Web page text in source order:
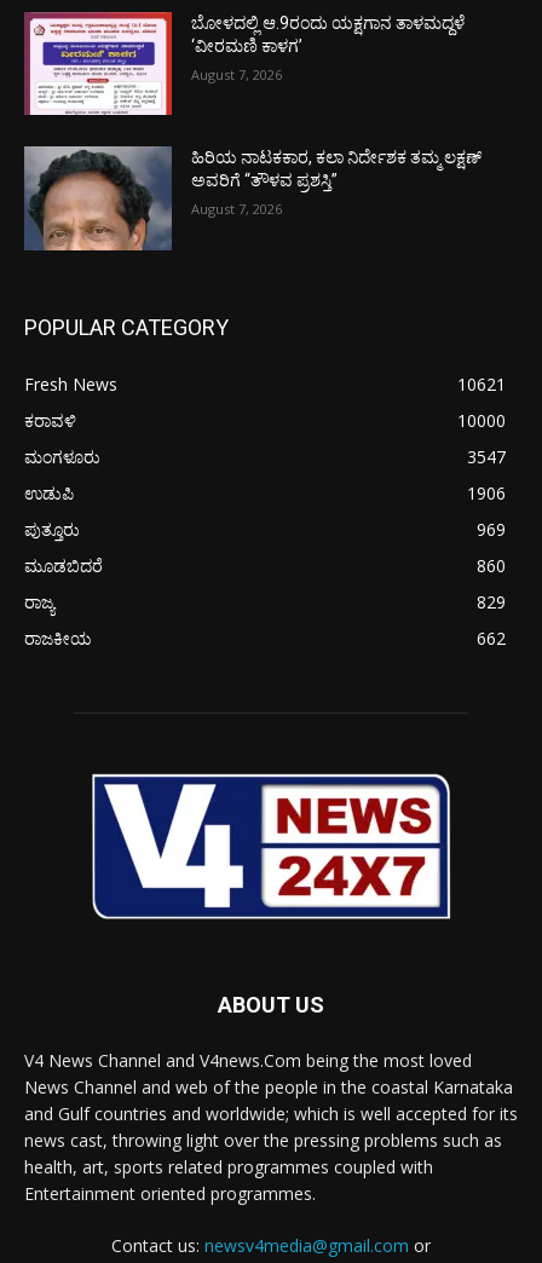
ಬೋಳದಲ್ಲಿ ಆ.9ರಂದು ಯಕ್ಷಗಾನ ತಾಳಮದ್ದಳೆ
‘ವೀರಮಣಿ ಕಾಳಗ’
August 7, 2026
ಹಿರಿಯ ನಾಟಕಕಾರ, ಕಲಾ ನಿರ್ದೇಶಕ ತಮ್ಮ ಲಕ್ಷಣ್
ಅವರಿಗೆ “ತೌಳವ ಪ್ರಶಸ್ತಿ”
August 7, 2026
POPULAR CATEGORY
Fresh News
10621
ಕರಾವಳಿ
10000
ಮಂಗಳೂರು
3547
ಉಡುಪಿ
1906
ಪುತ್ತೂರು
969
ಮೂಡಬಿದರೆ
860
ರಾಜ್ಯ
829
ರಾಜಕೀಯ
662
ABOUT US
V4 News Channel and V4news.Com being the most loved
News Channel and web of the people in the coastal Karnataka
and Gulf countries and worldwide; which is well accepted for its
news cast, throwing light over the pressing problems such as
health, art, sports related programmes coupled with
Entertainment oriented programmes.
Contact us: newsv4media@gmail.com or